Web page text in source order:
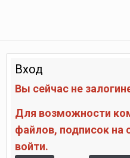
Вход
Вы сейчас не
Для возможности
файлов, подписок на
войти.